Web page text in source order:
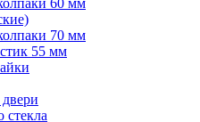
60 мм
70 мм
55 мм
стекла